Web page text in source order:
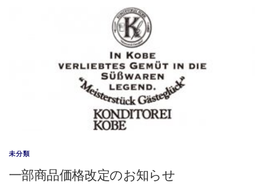
未分類
一部商品価格改定のお知らせ